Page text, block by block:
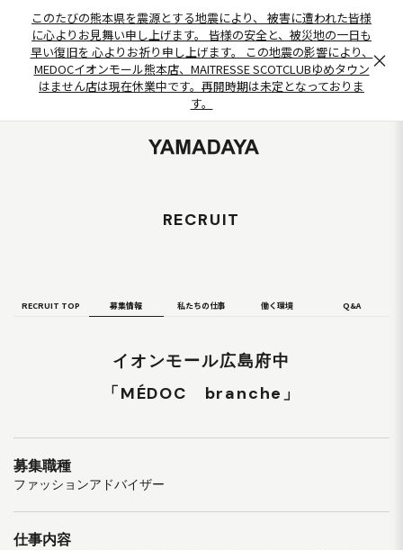
このたびの熊本県を震源とする地震により、 被害に遭われた皆様
に心よりお見舞い申し上げます。 皆様の安全と、被災地の一日も
早い復旧を 心よりお祈り申し上げます。 この地震の影響により、
MEDOCイオンモール熊本店、MAITRESSE SCOTCLUBゆめタウン
はません店は現在休業中です。再開時期は未定となっておりま
す。
×
RECRUIT
RECRUIT TOP 募集情報 私たちの仕事 働く環境 Q&A
イオンモール広島府中
「MÉDOC branche」
募集職種
ファッションアドバイザー
仕事内容